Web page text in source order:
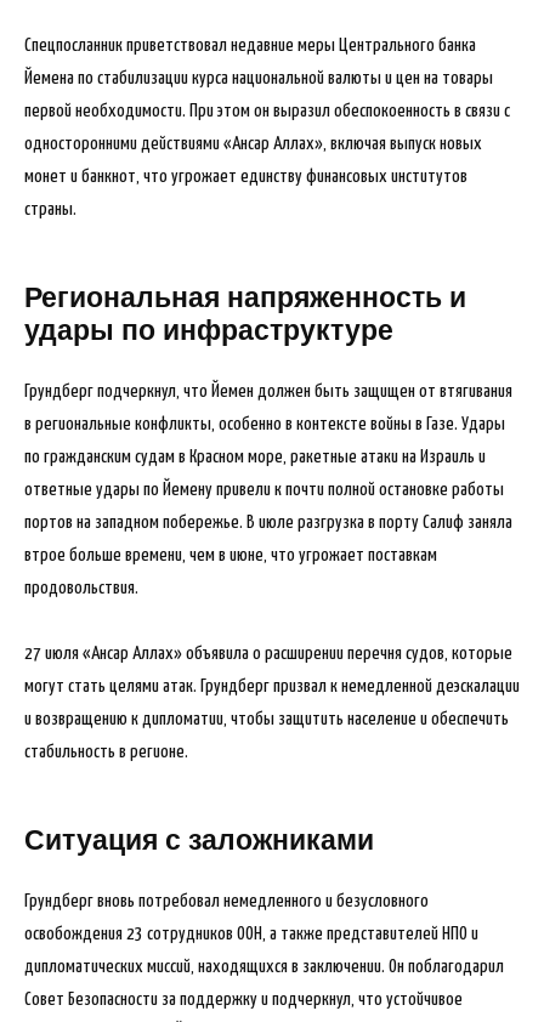
Спецпосланник приветствовал недавние меры Центрального банка
Йемена по стабилизации курса национальной валюты и цен на товары
первой необходимости. При этом он выразил обеспокоенность в связи с
односторонними действиями «Ансар Аллах», включая выпуск новых
монет и банкнот, что угрожает единству финансовых институтов
страны.
Региональная напряженность и
удары по инфраструктуре
Грундберг подчеркнул, что Йемен должен быть защищен от втягивания
в региональные конфликты, особенно в контексте войны в Газе. Удары
по гражданским судам в Красном море, ракетные атаки на Израиль и
ответные удары по Йемену привели к почти полной остановке работы
портов на западном побережье. В июле разгрузка в порту Салиф заняла
втрое больше времени, чем в июне, что угрожает поставкам
продовольствия.
27 июля «Ансар Аллах» объявила о расширении перечня судов, которые
могут стать целями атак. Грундберг призвал к немедленной деэскалации
и возвращению к дипломатии, чтобы защитить население и обеспечить
стабильность в регионе.
Ситуация с заложниками
Грундберг вновь потребовал немедленного и безусловного
освобождения 23 сотрудников ООН, а также представителей НПО и
дипломатических миссий, находящихся в заключении. Он поблагодарил
Совет Безопасности за поддержку и подчеркнул, что устойчивое